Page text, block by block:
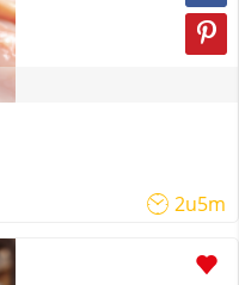
2u5m